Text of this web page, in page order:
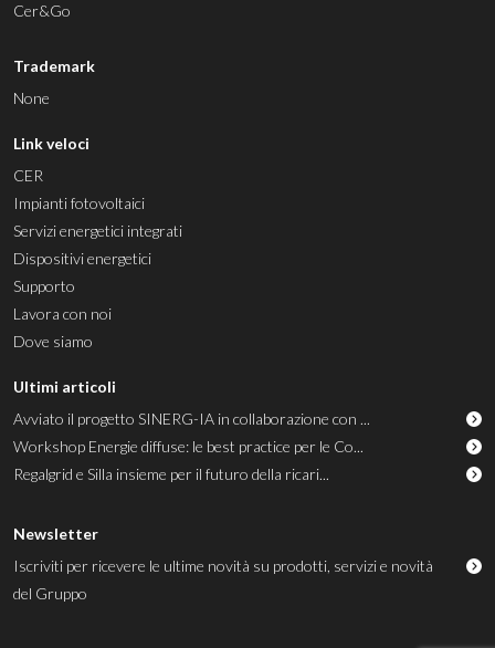
Cer&Go
Trademark
None
Link veloci
CER
Impianti fotovoltaici
Servizi energetici integrati
Dispositivi energetici
Supporto
Lavora con noi
Dove siamo
Ultimi articoli
Avviato il progetto SINERG-IA in collaborazione con ...
Workshop Energie diffuse: le best practice per le Co...
Regalgrid e Silla insieme per il futuro della ricari...
Newsletter
Iscriviti per ricevere le ultime novità su prodotti, servizi e novità
del Gruppo